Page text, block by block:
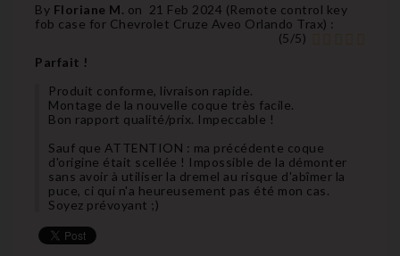
By Floriane M. on 21 Feb 2024 (Remote control key
fob case for Chevrolet Cruze Aveo Orlando Trax) :
(5/5)
Parfait !
Produit conforme, livraison rapide.
Montage de la nouvelle coque très facile.
Bon rapport qualité/prix. Impeccable !
Sauf que ATTENTION : ma précédente coque
d'origine était scellée ! Impossible de la démonter
sans avoir à utiliser la dremel au risque d'abîmer la
puce, ci qui n'a heureusement pas été mon cas.
Soyez prévoyant ;)